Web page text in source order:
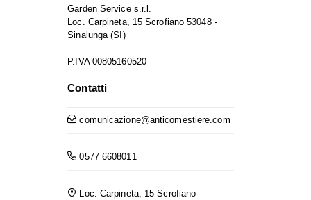
Garden Service s.r.l.
Loc. Carpineta, 15 Scrofiano 53048 -
Sinalunga (SI)
P.IVA 00805160520
Contatti
comunicazione@anticomestiere.com
0577 6608011
Loc. Carpineta, 15 Scrofiano